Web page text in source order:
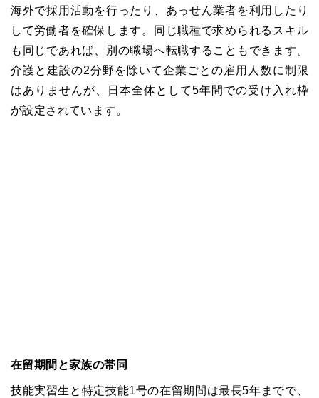
海外で採用活動を行ったり、あっせん業者を利用したり
して労働者を確保します。同じ職種で求められるスキル
も同じであれば、別の職場へ転職することもできます。
介護と建設の2分野を除いて企業ごとの雇用人数に制限
はありませんが、日本全体として5年間での受け入れ枠
が設定されています。
在留期間と家族の帯同
技能実習生と特定技能1号の在留期間は最長5年までで、